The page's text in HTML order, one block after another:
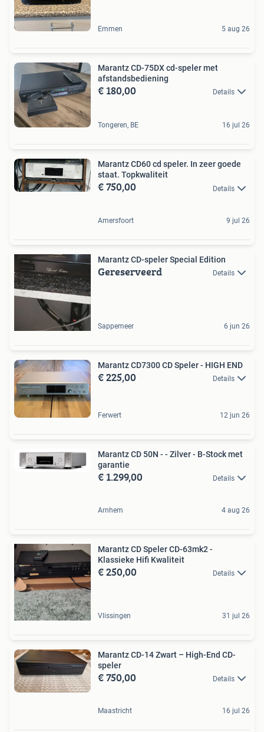
Emmen 5 aug 26
Marantz CD-75DX cd-speler met
afstandsbediening
€ 180,00 Details
Tongeren, BE 16 jul 26
Marantz CD60 cd speler. In zeer goede
staat. Topkwaliteit
€ 750,00 Details
Amersfoort 9 jul 26
Marantz CD-speler Special Edition
Gereserveerd Details
Sappemeer 6 jun 26
Marantz CD7300 CD Speler - HIGH END
€ 225,00 Details
Ferwert 12 jun 26
Marantz CD 50N - - Zilver - B-Stock met
garantie
€ 1.299,00 Details
Arnhem 4 aug 26
Marantz CD Speler CD-63mk2 -
Klassieke Hifi Kwaliteit
€ 250,00 Details
Vlissingen 31 jul 26
Marantz CD-14 Zwart – High-End CD-
speler
€ 750,00 Details
Maastricht 16 jul 26